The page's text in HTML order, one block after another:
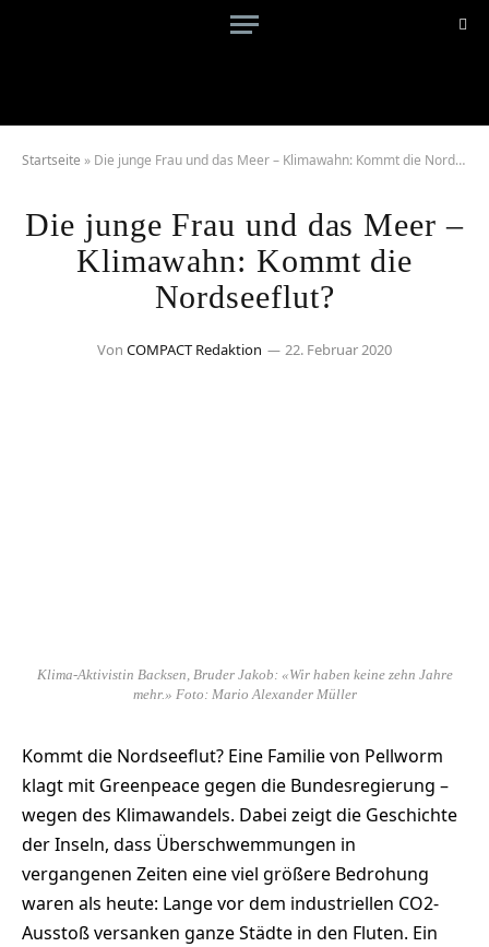
Startseite » Die junge Frau und das Meer – Klimawahn: Kommt die Nordseeflut?
Die junge Frau und das Meer –
Klimawahn: Kommt die
Nordseeflut?
Von COMPACT Redaktion 22. Februar 2020
Klima-Aktivistin Backsen, Bruder Jakob: «Wir haben keine zehn Jahre
mehr.» Foto: Mario Alexander Müller
Kommt die Nordseeflut? Eine Familie von Pellworm
klagt mit Greenpeace gegen die Bundesregierung –
wegen des Klimawandels. Dabei zeigt die Geschichte
der Inseln, dass Überschwemmungen in
vergangenen Zeiten eine viel größere Bedrohung
waren als heute: Lange vor dem industriellen CO2-
Ausstoß versanken ganze Städte in den Fluten. Ein